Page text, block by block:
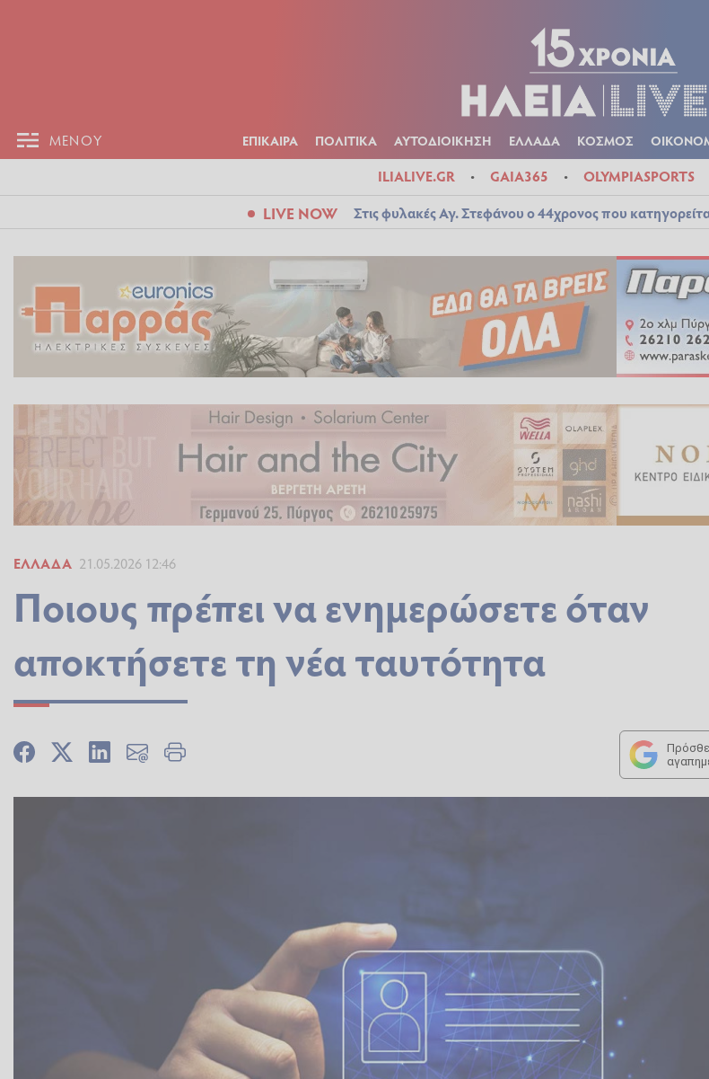
ΜΕΝΟΥ ΕΠΙΚΑΙΡΑ ΠΟΛΙΤΙΚΑ ΑΥΤΟΔΙΟΙΚΗΣΗ ΕΛΛΑΔΑ ΚΟΣΜΟΣ
ILIALIVE.GR GAIA365 OLYMPIASPORTS
LIVE NOW Στις φυλακές Αγ. Στεφάνου ο 44χρονος που
ΕΛΛΆΔΑ 21.05.2026 12:46
Ποιους πρέπει να ενημερώσετε όταν
αποκτήσετε τη νέα ταυτότητα